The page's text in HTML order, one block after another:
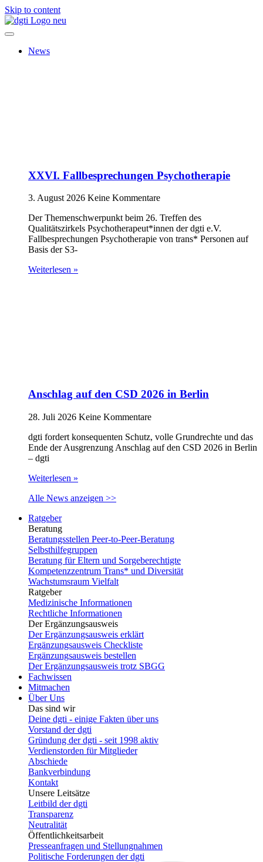
Skip to content
News
XXVI. Fallbesprechungen Psychotherapie
3. August 2026 Keine Kommentare
Der Themenschwerpunkt beim 26. Treffen des
Qualitätszirkels Psychotherapeut*innen der dgti e.V.
Fallbesprechungen Psychotherapie von trans* Personen auf
Basis der S3-
Weiterlesen »
Anschlag auf den CSD 2026 in Berlin
28. Juli 2026 Keine Kommentare
dgti fordert konsequenten Schutz, volle Grundrechte und das
Ende der Ausgrenzung Anschlag auf den CSD 2026 in Berlin
– dgti
Weiterlesen »
Alle News anzeigen >>
Ratgeber
Beratung
Beratungsstellen Peer-to-Peer-Beratung
Selbsthilfegruppen
Beratung für Eltern und Sorgeberechtigte
Kompetenzzentrum Trans* und Diversität
Wachstumsraum Vielfalt
Ratgeber
Medizinische Informationen
Rechtliche Informationen
Der Ergänzungsausweis
Der Ergänzungsausweis erklärt
Ergänzungsausweis Checkliste
Ergänzungsausweis bestellen
Der Ergänzungsausweis trotz SBGG
Fachwissen
Mitmachen
Über Uns
Das sind wir
Deine dgti - einige Fakten über uns
Vorstand der dgti
Gründung der dgti - seit 1998 aktiv
Verdienstorden für Mitglieder
Abschiede
Bankverbindung
Kontakt
Unsere Leitsätze
Leitbild der dgti
Transparenz
Neutralität
Öffentlichkeitsarbeit
Presseanfragen und Stellungnahmen
Politische Forderungen der dgti